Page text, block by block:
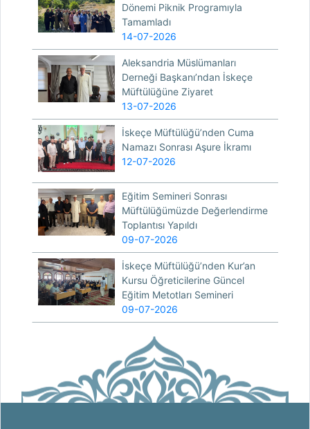
Dönemi Piknik Programıyla
Tamamladı
14-07-2026
Aleksandria Müslümanları
Derneği Başkanı’ndan İskeçe
Müftülüğüne Ziyaret
13-07-2026
İskeçe Müftülüğü’nden Cuma
Namazı Sonrası Aşure İkramı
12-07-2026
Eğitim Semineri Sonrası
Müftülüğümüzde Değerlendirme
Toplantısı Yapıldı
09-07-2026
İskeçe Müftülüğü’nden Kur’an
Kursu Öğreticilerine Güncel
Eğitim Metotları Semineri
09-07-2026